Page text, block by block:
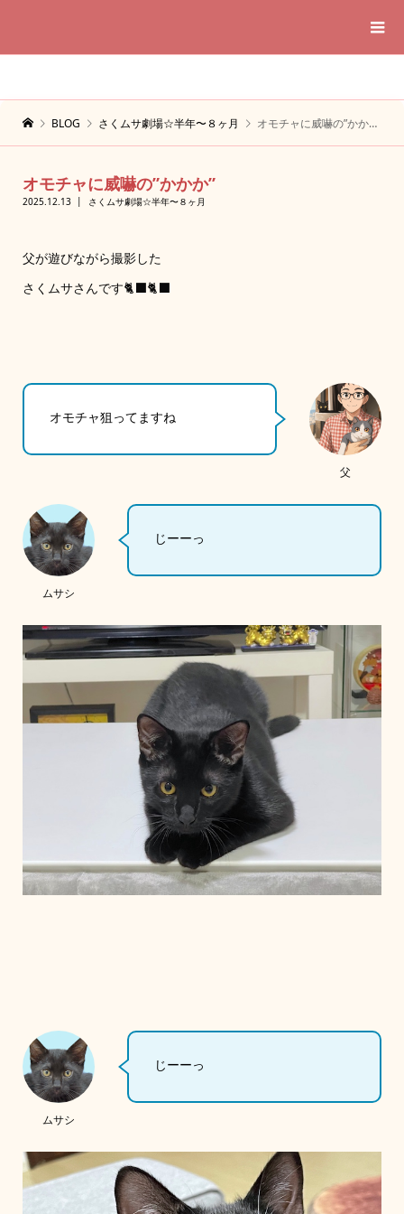
BLOG さくムサ劇場☆半年〜８ヶ月 オモチャに威嚇の”かかか”
オモチャに威嚇の”かかか”
2025.12.13 さくムサ劇場☆半年〜８ヶ月
父が遊びながら撮影した
さくムサさんです🐈‍⬛🐈‍⬛
父
オモチャ狙ってますね
ムサシ
じーーっ
ムサシ
じーーっ